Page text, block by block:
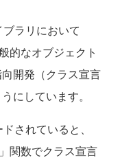
ラリにおいて
的なオブジェクト
開発（クラス宣言
にしています。
されていると、
」関数でクラス宣言